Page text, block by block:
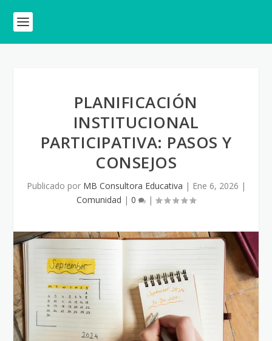
PLANIFICACIÓN
INSTITUCIONAL
PARTICIPATIVA: PASOS Y
CONSEJOS
Publicado por MB Consultora Educativa | Ene 6, 2026 |
Comunidad | 0 |